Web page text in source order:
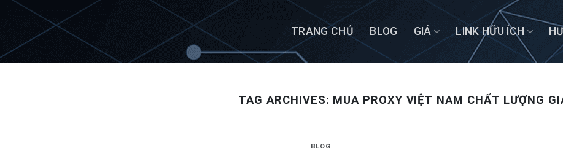
Skip
content
TRANG CHỦ BLOG GIÁ LINK HỮU ÍCH
TAG ARCHIVES: MUA PROXY VIỆT NAM CHẤT LƯỢNG